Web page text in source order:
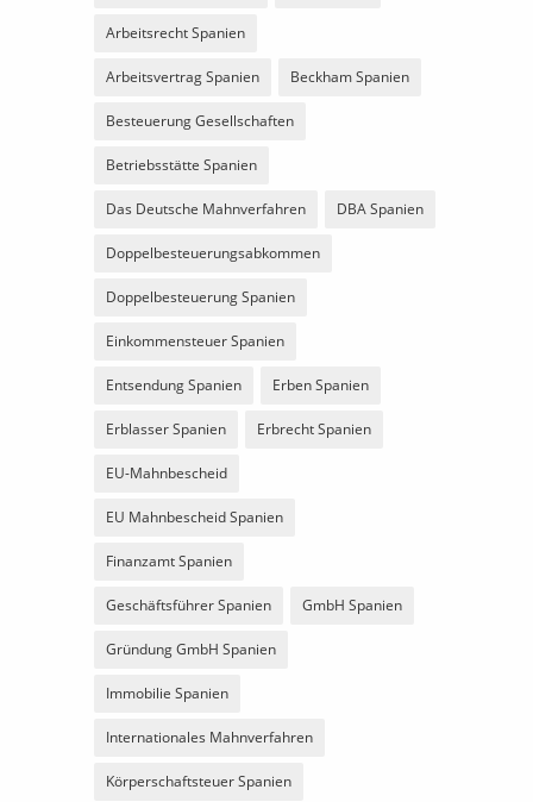
Arbeitsrecht Spanien
Arbeitsvertrag Spanien Beckham Spanien
Besteuerung Gesellschaften
Betriebsstätte Spanien
Das Deutsche Mahnverfahren DBA Spanien
Doppelbesteuerungsabkommen
Doppelbesteuerung Spanien
Einkommensteuer Spanien
Entsendung Spanien Erben Spanien
Erblasser Spanien Erbrecht Spanien
EU-Mahnbescheid
EU Mahnbescheid Spanien
Finanzamt Spanien
Geschäftsführer Spanien GmbH Spanien
Gründung GmbH Spanien
Immobilie Spanien
Internationales Mahnverfahren
Körperschaftsteuer Spanien